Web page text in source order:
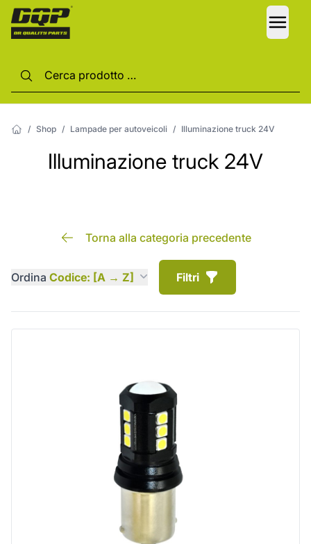
/ Shop / Lampade per autoveicoli / Illuminazione truck 24V
Illuminazione truck 24V
Torna alla categoria precedente
Ordina Codice: [A → Z] Filtri